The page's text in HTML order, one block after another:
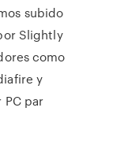
subido
Slightly
como
y
PC par